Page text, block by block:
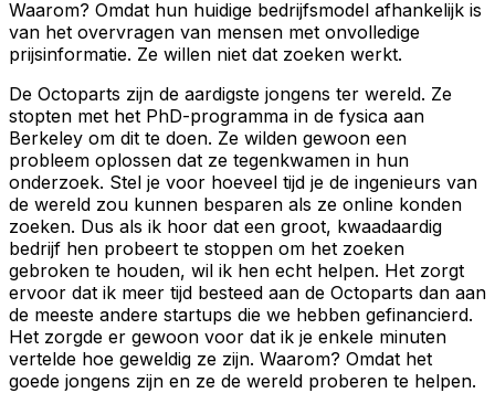
Waarom? Omdat hun huidige bedrijfsmodel afhankelijk is
van het overvragen van mensen met onvolledige
prijsinformatie. Ze willen niet dat zoeken werkt.
De Octoparts zijn de aardigste jongens ter wereld. Ze
stopten met het PhD-programma in de fysica aan
Berkeley om dit te doen. Ze wilden gewoon een
probleem oplossen dat ze tegenkwamen in hun
onderzoek. Stel je voor hoeveel tijd je de ingenieurs van
de wereld zou kunnen besparen als ze online konden
zoeken. Dus als ik hoor dat een groot, kwaadaardig
bedrijf hen probeert te stoppen om het zoeken
gebroken te houden, wil ik hen echt helpen. Het zorgt
ervoor dat ik meer tijd besteed aan de Octoparts dan aan
de meeste andere startups die we hebben gefinancierd.
Het zorgde er gewoon voor dat ik je enkele minuten
vertelde hoe geweldig ze zijn. Waarom? Omdat het
goede jongens zijn en ze de wereld proberen te helpen.